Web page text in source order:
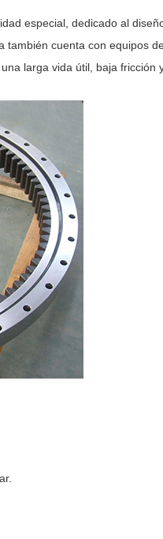
especial, dedicado al
cuenta con equipos
larga vida útil, baja fricción